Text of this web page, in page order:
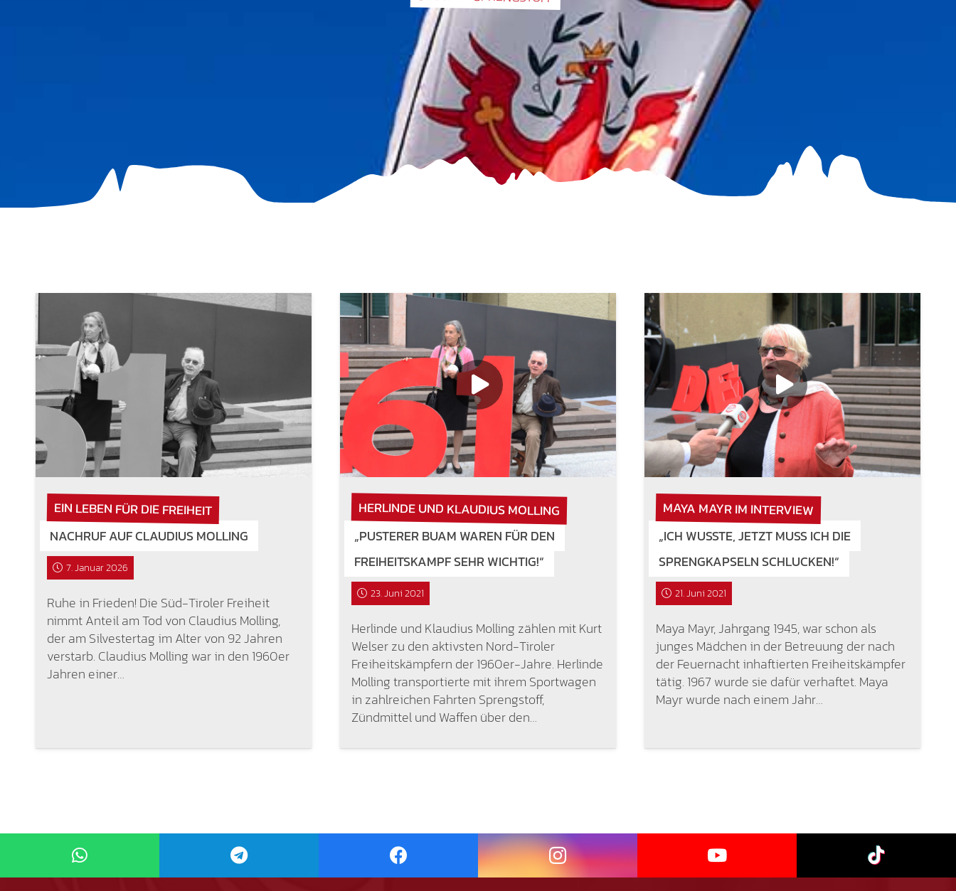
EIN LEBEN FÜR DIE FREIHEIT
NACHRUF AUF CLAUDIUS MOLLING
7. Januar 2026
Ruhe in Frieden! Die Süd-Tiroler Freiheit
nimmt Anteil am Tod von Claudius Molling,
der am Silvestertag im Alter von 92 Jahren
verstarb. Claudius Molling war in den 1960er
Jahren einer…
HERLINDE UND KLAUDIUS MOLLING
„PUSTERER BUAM WAREN FÜR DEN
FREIHEITSKAMPF SEHR WICHTIG!“
23. Juni 2021
Herlinde und Klaudius Molling zählen mit Kurt
Welser zu den aktivsten Nord-Tiroler
Freiheitskämpfern der 1960er-Jahre. Herlinde
Molling transportierte mit ihrem Sportwagen
in zahlreichen Fahrten Sprengstoff,
Zündmittel und Waffen über den…
MAYA MAYR IM INTERVIEW
„ICH WUSSTE, JETZT MUSS ICH DIE
SPRENGKAPSELN SCHLUCKEN!“
21. Juni 2021
Maya Mayr, Jahrgang 1945, war schon als
junges Mädchen in der Betreuung der nach
der Feuernacht inhaftierten Freiheitskämpfer
tätig. 1967 wurde sie dafür verhaftet. Maya
Mayr wurde nach einem Jahr…